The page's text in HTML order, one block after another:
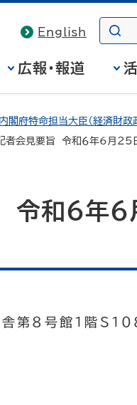
English
広報・報道
閣府特命担当大臣（経済財政
者会見要旨 令和６年6月25
令和６年6
８号館１階S１０